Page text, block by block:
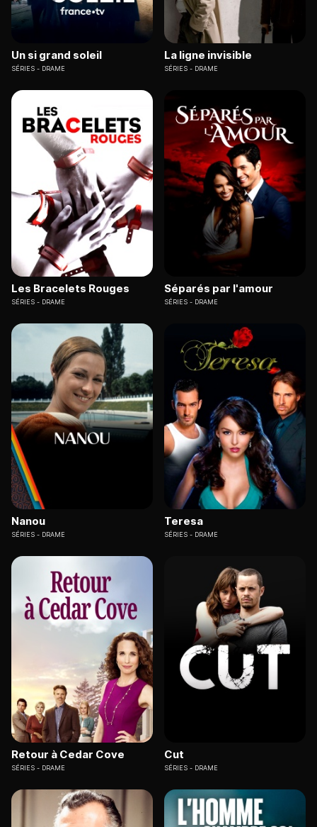
Un si grand soleil
SÉRIES DRAME
La ligne invisible
SÉRIES DRAME
Les Bracelets Rouges
SÉRIES DRAME
Séparés par l'amour
SÉRIES DRAME
Nanou
SÉRIES DRAME
Teresa
SÉRIES DRAME
Retour à Cedar Cove
SÉRIES DRAME
Cut
SÉRIES DRAME